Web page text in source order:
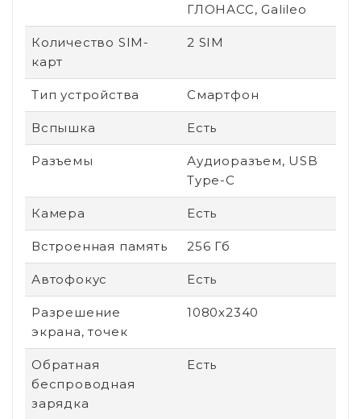
ГЛОНАСС, Galileo
Количество SIM-
карт
2 SIM
Тип устройства Смартфон
Вспышка Есть
Разъемы
Аудиоразъем, USB
Type-C
Камера Есть
Встроенная память 256 Гб
Автофокус Есть
Разрешение
экрана, точек
1080х2340
Обратная
беспроводная
зарядка
Есть